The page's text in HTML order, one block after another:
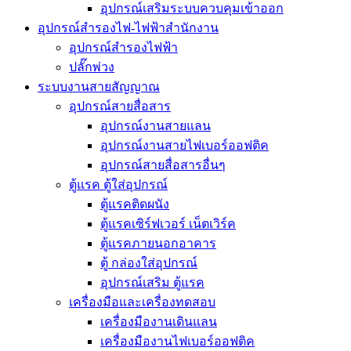
อุปกรณ์เสริมระบบควบคุมเข้าออก
อุปกรณ์สำรองไฟ-ไฟฟ้าสำนักงาน
อุปกรณ์สำรองไฟฟ้า
ปลั๊กพ่วง
ระบบงานสายสัญญาณ
อุปกรณ์สายสื่อสาร
อุปกรณ์งานสายแลน
อุปกรณ์งานสายไฟเบอร์ออฟติค
อุปกรณ์สายสื่อสารอื่นๆ
ตู้แรค ตู้ใส่อุปกรณ์
ตู้แรคติดผนัง
ตู้แรคเซิร์ฟเวอร์ เน็ตเวิร์ค
ตู้แรคภายนอกอาคาร
ตู้ กล่องใส่อุปกรณ์
อุปกรณ์เสริม ตู้แรค
เครื่องมือและเครื่องทดสอบ
เครื่องมืองานเดินแลน
เครื่องมืองานไฟเบอร์ออฟติค